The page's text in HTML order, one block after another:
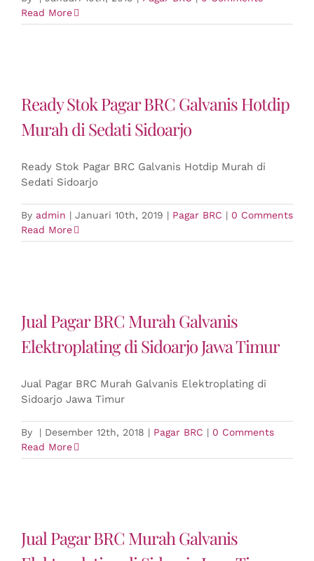
Read More
Ready Stok Pagar BRC Galvanis Hotdip
Murah di Sedati Sidoarjo
Ready Stok Pagar BRC Galvanis Hotdip Murah di
Sedati Sidoarjo
By admin | Januari 10th, 2019 | Pagar BRC | 0 Comments
Read More
Jual Pagar BRC Murah Galvanis
Elektroplating di Sidoarjo Jawa Timur
Jual Pagar BRC Murah Galvanis Elektroplating di
Sidoarjo Jawa Timur
By | Desember 12th, 2018 | Pagar BRC | 0 Comments
Read More
Jual Pagar BRC Murah Galvanis